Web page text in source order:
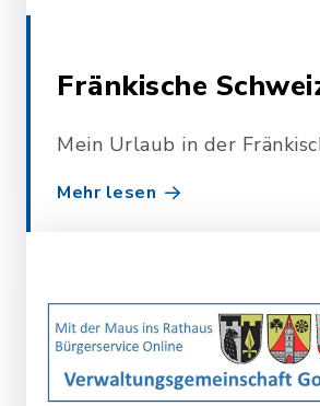
Fränkische
Mein Urlaub in der
Mehr lesen